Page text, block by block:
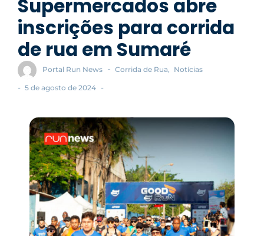
Supermercados abre
inscrições para corrida
de rua em Sumaré
Portal Run News - Corrida de Rua, Notícias
- 5 de agosto de 2024 -